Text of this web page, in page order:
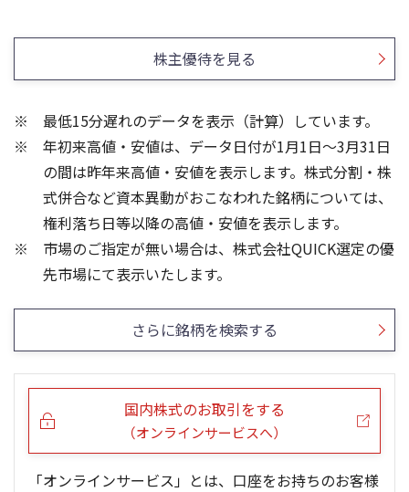
25/12
25/10
25/08
25/06
25/04
100
250
1
24/01
23/01
22/01
21/01
100
150
2
株主優待を見る
最低15分遅れのデータを表示（計算）しています。
年初来高値・安値は、データ日付が1月1日～3月31日
の間は昨年来高値・安値を表示します。株式分割・株
式併合など資本異動がおこなわれた銘柄については、
権利落ち日等以降の高値・安値を表示します。
市場のご指定が無い場合は、株式会社QUICK選定の優
先市場にて表示いたします。
さらに銘柄を検索する
国内株式のお取引をする
（オンラインサービスへ）
「オンラインサービス」とは、口座をお持ちのお客様